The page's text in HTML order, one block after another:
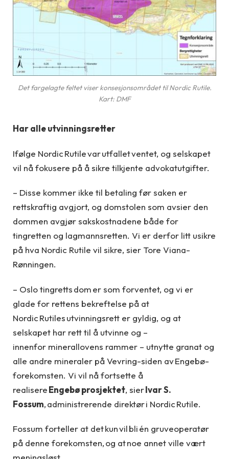
Det fargelagte feltet viser konsesjonsområdet til Nordic Rutile.
Kart: DMF
Har alle utvinningsretter
Ifølge Nordic Rutile var utfallet ventet, og selskapet
vil nå fokusere på å sikre tilkjente advokatutgifter.
– Disse kommer ikke til betaling før saken er
rettskraftig avgjort, og domstolen som avsier den
dommen avgjør sakskostnadene både for
tingretten og lagmannsretten. Vi er derfor litt usikre
på hva Nordic Rutile vil sikre, sier Tore Viana-
Rønningen.
– Oslo tingretts dom er som forventet, og vi er
glade for rettens bekreftelse på at
Nordic Rutiles utvinningsrett er gyldig, og at
selskapet har rett til å utvinne og –
innenfor minerallovens rammer – utnytte granat og
alle andre mineraler på Vevring-siden av Engebø-
forekomsten. Vi vil nå fortsette å
realisereEngebø prosjektet, sierIvar S.
Fossum, administrerende direktør i Nordic Rutile.
Fossum forteller at det kun vil bli én gruveoperatør
på denne forekomsten, og at noe annet ville vært